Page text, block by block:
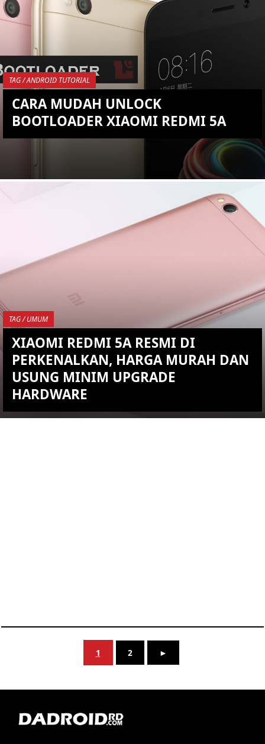
YOU ARE VIEWING MOST
RECENT POST
TAG / ANDROID TUTORIAL
CARA MUDAH UNLOCK
BOOTLOADER XIAOMI REDMI 5A
KEMBALI KE ATAS
RECENT POST
TAG / UMUM
XIAOMI REDMI 5A RESMI DI
PERKENALKAN, HARGA MURAH DAN
USUNG MINIM UPGRADE
HARDWARE
1 2 ►